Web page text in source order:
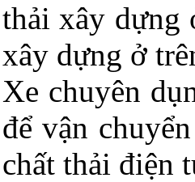
thải xây dựng
xây dựng ở
Xe chuyên
để vận
chất thải điện